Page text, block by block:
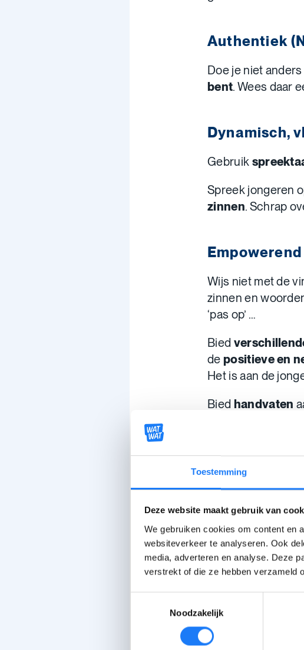
Toestemming
Deze website maakt gebruik van
We gebruiken cookies om content en
websiteverkeer te analyseren. Ook
media, adverteren en analyse. Deze
verstrekt of die ze hebben verzameld
Noodzakelijk
Authentiek
Doe je niet
bent. Wees daar
Dynamisch,
Gebruik
Spreek jongeren
zinnen. Schrap
Wijs niet met de
zinnen en woorden
‘pas op’ …
Bied
de positieve en
Het is aan de
Bied handvaten
Welke
Waar kunnen
Waar vinden
Ganooit boven
Mag met een